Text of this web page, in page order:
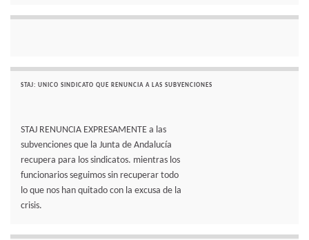
STAJ: UNICO SINDICATO QUE RENUNCIA A LAS SUBVENCIONES
STAJ RENUNCIA EXPRESAMENTE a las
subvenciones que la Junta de Andalucía
recupera para los sindicatos. mientras los
funcionarios seguimos sin recuperar todo
lo que nos han quitado con la excusa de la
crisis.